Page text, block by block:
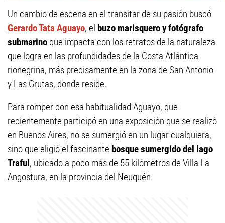
Un cambio de escena en el transitar de su pasión buscó
Gerardo Tata Aguayo, el buzo marisquero y fotógrafo
submarino que impacta con los retratos de la naturaleza
que logra en las profundidades de la Costa Atlántica
rionegrina, más precisamente en la zona de San Antonio
y Las Grutas, donde reside.
Para romper con esa habitualidad Aguayo, que
recientemente participó en una exposición que se realizó
en Buenos Aires, no se sumergió en un lugar cualquiera,
sino que eligió el fascinante bosque sumergido del lago
Traful, ubicado a poco más de 55 kilómetros de Villa La
Angostura, en la provincia del Neuquén.